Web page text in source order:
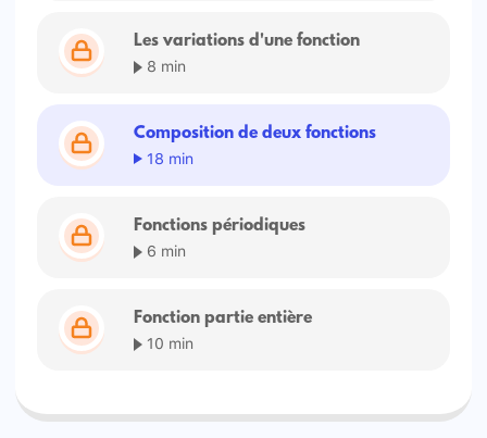
Les variations d'une fonction
8 min
Composition de deux fonctions
18 min
Fonctions périodiques
6 min
Fonction partie entière
10 min